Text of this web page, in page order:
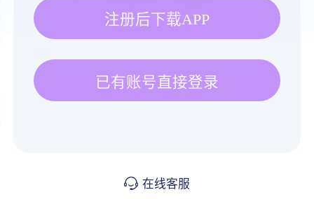
注册后下载APP
已有账号直接登录
在线客服